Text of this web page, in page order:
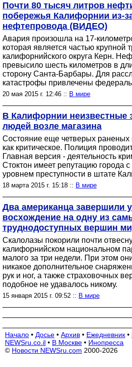
Почти 80 тысяч литров
побережья Калифорнии из-
нефтепровода (ВИДЕО)
Авария произошла на 17-
которая является частью крупной
калифорнийского округа Керн.
превысило шесть километров в
сторону Санта-Барбары. Для
катастрофы привлечены
20 мая 2015 г. 12:46 :: В мире
В Калифорнии неизвестные
людей возле магазина
Состояние еще четверых раненых
как критическое. Полиция
Главная версия - деятельность
Стоктон имеет репутацию города
уровнем преступности в штате
18 марта 2015 г. 15:18 :: В мире
Два американца завершили
восхождение на одну из
труднодоступных вершин
Скалолазы покорили почти
калифорнийском национальном
малого за три недели. При этом
никакое дополнительное
рук и ног, а также страховочных
подобное не удавалось никому.
15 января 2015 г. 09:52 :: В мире
Начало • Досье • Архив • Ежедневник •
NEWSru.co.il • В Москве • Инопресса
© Новости NEWSru.com 2000-2026